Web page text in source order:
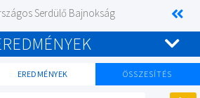
Serdülő Bajnokság
EREDMÉNYEK ÖSSZESÍTÉS